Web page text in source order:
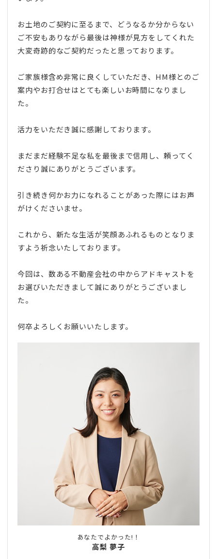
お土地のご契約に至るまで、どうなるか分からない
ご不安もありながら最後は神様が見方をしてくれた
大変奇跡的なご契約だったと思っております。
ご家族様含め非常に良くしていただき、HM様とのご
案内やお打合せはとても楽しいお時間になりまし
た。
活力をいただき誠に感謝しております。
まだまだ経験不足な私を最後まで信用し、頼ってく
ださり誠にありがとうございます。
引き続き何かお力になれることがあった際にはお声
がけくださいませ。
これから、新たな生活が笑顔あふれるものとなりま
すよう祈念いたしております。
今回は、数ある不動産会社の中からアドキャストを
お選びいただきまして誠にありがとうございまし
た。
何卒よろしくお願いいたします。
あなたでよかった!！
高梨 夢子